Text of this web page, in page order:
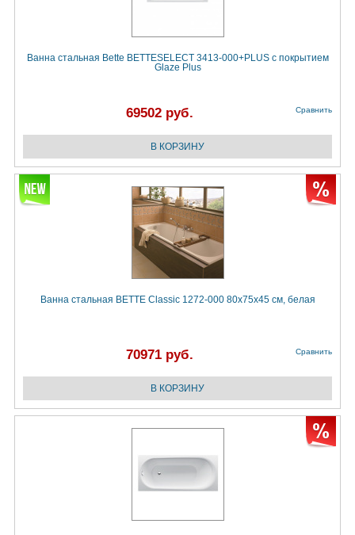
Ванна стальная Bette BETTESELECT 3413-000+PLUS с покрытием
Glaze Plus
69502 руб. Сравнить
Ванна стальная BETTE Classic 1272-000 80х75х45 см, белая
70971 руб. Сравнить